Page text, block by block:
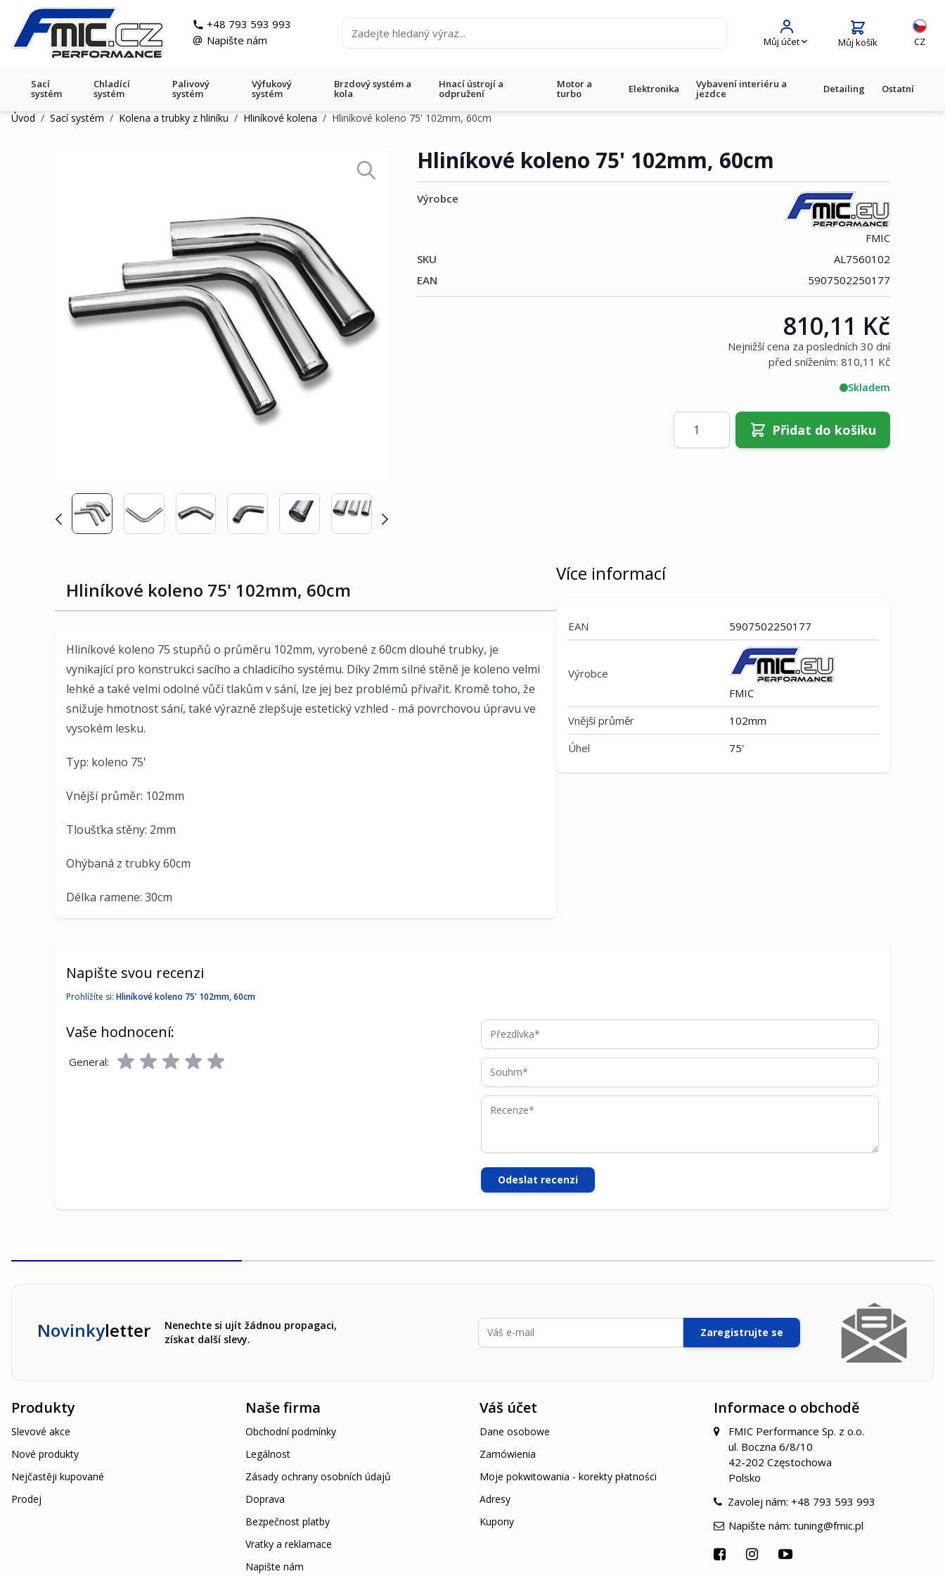
Přejít na obsah
+48 793 593 993
@ Napište nám Můj účet Můj košík
Jazyk
CZ
Sací
systém
Chladící
systém
Palivový
systém
Výfukový
systém
Brzdový systém a
kola
Hnací ústrojí a
odpružení
Motor a
turbo Elektronika Vybavení interiéru a
jezdce Detailing Ostatní
Úvod / Sací systém / Kolena a trubky z hliníku / Hliníkové kolena / Hliníkové koleno 75' 102mm, 60cm
Hliníkové koleno 75' 102mm, 60cm Hliníkové koleno 75' 102mm, 60cm
Výrobce
FMIC
SKU
AL7560102
EAN
5907502250177
Cena:
810,11 Kč
Nejnižší cena za posledních 30 dní
před snížením: 810,11 Kč
Skladem
Množství
Přidat do košíku
Hliníkové koleno 75' 102mm, 60cm
Hliníkové koleno 75 stupňů o průměru 102mm, vyrobené z 60cm dlouhé trubky, je
vynikající pro konstrukci sacího a chladicího systému. Díky 2mm silné stěně je koleno velmi
lehké a také velmi odolné vůči tlakům v sání, lze jej bez problémů přivařit. Kromě toho, že
snižuje hmotnost sání, také výrazně zlepšuje estetický vzhled - má povrchovou úpravu ve
vysokém lesku.
Typ: koleno 75'
Vnější průměr: 102mm
Tloušťka stěny: 2mm
Ohýbaná z trubky 60cm
Délka ramene: 30cm
Více informací
EAN 5907502250177
Výrobce
FMIC
Vnější průměr
102mm
Úhel
75'
Napište svou recenzi
Prohlížíte si: Hliníkové koleno 75' 102mm, 60cm
Vaše hodnocení:
General:
Přezdívka
Souhrn
Recenze
Odeslat recenzi
Novinkyletter
Nenechte si ujít žádnou propagaci,
získat další slevy.
E-mailová adresa
Zaregistrujte se
Informace o obchodě
FMIC Performance Sp. z o.o.
ul. Boczna 6/8/10
42-202 Częstochowa
Polsko
Zavolej nám: +48 793 593 993
Napište nám: tuning@fmic.pl
Produkty
Slevové akce
Nové produkty
Nejčastěji kupované
Prodej
Naše firma
Obchodní podmínky
Legálnost
Zásady ochrany osobních údajů
Doprava
Bezpečnost platby
Vratky a reklamace
Napište nám
Váš účet
Dane osobowe
Zamówienia
Moje pokwitowania - korekty płatności
Adresy
Kupony